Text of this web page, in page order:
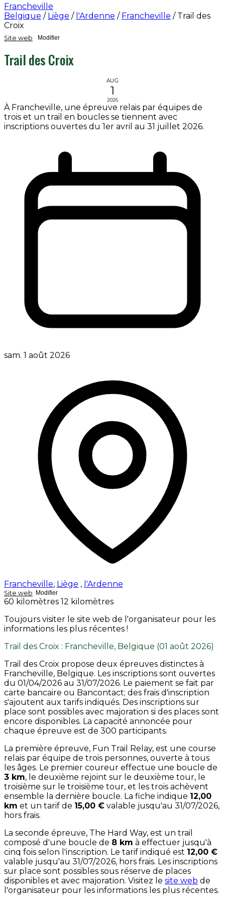
Francheville
Belgique / Liège / l'Ardenne / Francheville / Trail des
Croix
Site web Modifier
Trail des Croix
AUG
1
2026
À Francheville, une épreuve relais par équipes de
trois et un trail en boucles se tiennent avec
inscriptions ouvertes du 1er avril au 31 juillet 2026.
sam. 1 août 2026
Francheville, Liège , l'Ardenne
Site web Modifier
60 kilomètres 12 kilomètres
Toujours visiter le site web de l'organisateur pour les
informations les plus récentes !
Trail des Croix : Francheville, Belgique (01 août 2026)
Trail des Croix propose deux épreuves distinctes à
Francheville, Belgique. Les inscriptions sont ouvertes
du 01/04/2026 au 31/07/2026. Le paiement se fait par
carte bancaire ou Bancontact; des frais d'inscription
s'ajoutent aux tarifs indiqués. Des inscriptions sur
place sont possibles avec majoration si des places sont
encore disponibles. La capacité annoncée pour
chaque épreuve est de 300 participants.
La première épreuve, Fun Trail Relay, est une course
relais par équipe de trois personnes, ouverte à tous
les âges. Le premier coureur effectue une boucle de
3 km, le deuxième rejoint sur le deuxième tour, le
troisième sur le troisième tour, et les trois achèvent
ensemble la dernière boucle. La fiche indique 12,00
km et un tarif de 15,00 € valable jusqu'au 31/07/2026,
hors frais.
La seconde épreuve, The Hard Way, est un trail
composé d'une boucle de 8 km à effectuer jusqu'à
cinq fois selon l'inscription. Le tarif indiqué est 12,00 €
valable jusqu'au 31/07/2026, hors frais. Les inscriptions
sur place sont possibles sous réserve de places
disponibles et avec majoration. Visitez le site web de
l'organisateur pour les informations les plus récentes.